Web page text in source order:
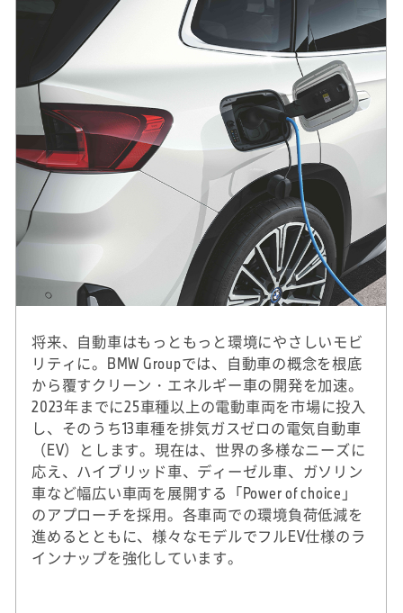
将来、自動車はもっともっと環境にやさしいモビ
リティに。BMW Groupでは、自動車の概念を根底
から覆すクリーン・エネルギー車の開発を加速。
2023年までに25車種以上の電動車両を市場に投入
し、そのうち13車種を排気ガスゼロの電気自動車
（EV）とします。現在は、世界の多様なニーズに
応え、ハイブリッド車、ディーゼル車、ガソリン
車など幅広い車両を展開する「Power of choice」
のアプローチを採用。各車両での環境負荷低減を
進めるとともに、様々なモデルでフルEV仕様のラ
インナップを強化しています。